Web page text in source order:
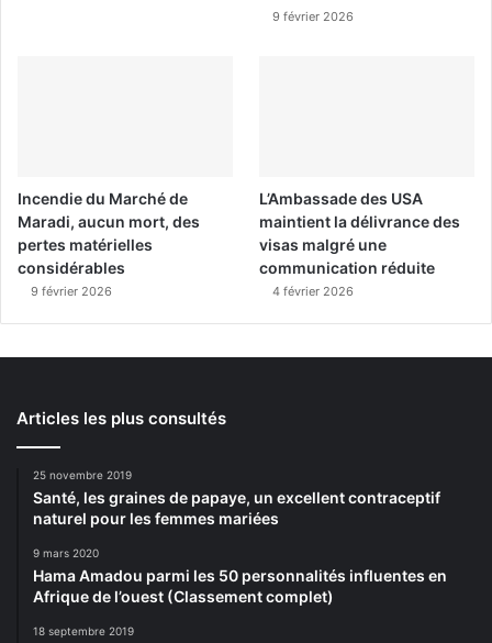
9 février 2026
Incendie du Marché de
Maradi, aucun mort, des
pertes matérielles
considérables
9 février 2026
L’Ambassade des USA
maintient la délivrance des
visas malgré une
communication réduite
4 février 2026
Articles les plus consultés
25 novembre 2019
Santé, les graines de papaye, un excellent contraceptif
naturel pour les femmes mariées
9 mars 2020
Hama Amadou parmi les 50 personnalités influentes en
Afrique de l’ouest (Classement complet)
18 septembre 2019